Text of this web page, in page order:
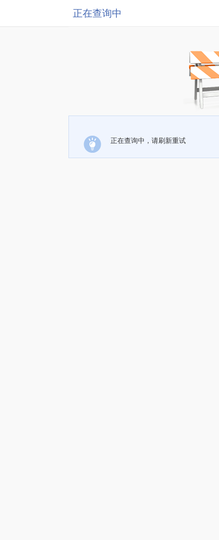
正在查询中
正在查询中，请刷新重试